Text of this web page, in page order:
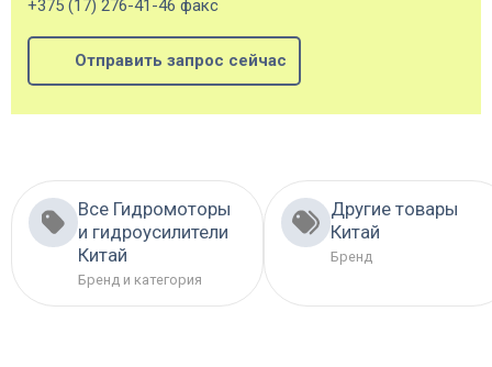
+375 (17) 276-41-46 факс
Отправить запрос сейчас
Все Гидромоторы
и гидроусилители
Китай
Бренд и категория
Другие товары
Китай
Бренд